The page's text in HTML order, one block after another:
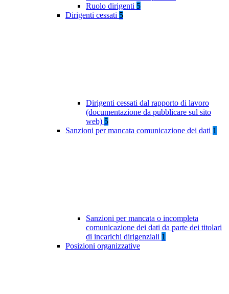
Ruolo dirigenti 5
Dirigenti cessati 5
Dirigenti cessati dal rapporto di lavoro
(documentazione da pubblicare sul sito
web) 5
Sanzioni per mancata comunicazione dei dati 1
Sanzioni per mancata o incompleta
comunicazione dei dati da parte dei titolari
di incarichi dirigenziali 1
Posizioni organizzative